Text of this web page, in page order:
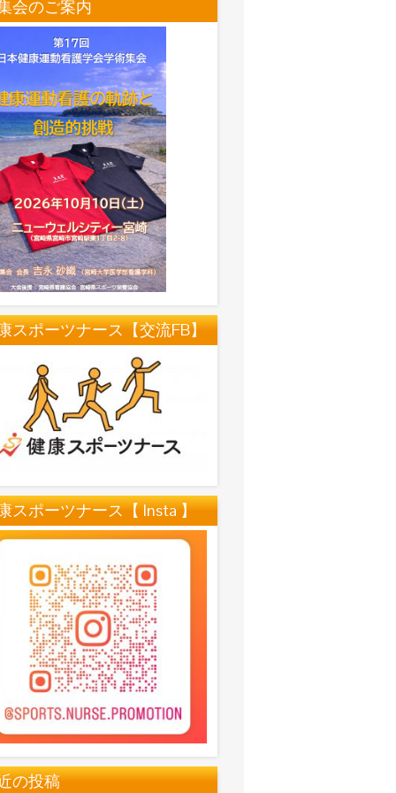
会のご案内
スポーツナース【交流FB】
スポーツナース【 Insta 】
の投稿